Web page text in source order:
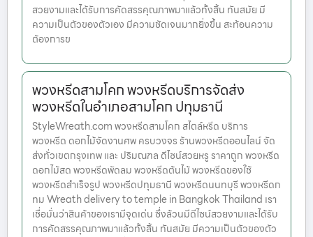
สวยงามและได้รับการคัดสรรคุณภาพมาแล้วทั้งสิ้น ทันสมัย มี
ความเป็นตัวของตัวเอง มีความชัดเจนมากยิ่งขึ้น สะท้อนความ
ต้องการข
พวงหรีดสามโคก พวงหรีดบริการจัดส่ง
พวงหรีดในอำเภอสามโคก ปทุมธานี
StyleWreath.com พวงหรีดสามโคก สไตล์หรีด บริการ
พวงหรีด ดอกไม้จัดงานศพ ครบวงจร ร้านพวงหรีดออนไลน์ จัด
ส่งทั่วเขตกรุงเทพ และ ปริมณฑล ดีไซน์สวยหรู ราคาถูก พวงหรีด
ดอกไม้สด พวงหรีดพัดลม พวงหรีดต้นไม้ พวงหรีดของใช้
พวงหรีดสำเร็จรูป พวงหรีดปทุมธานี พวงหรีดนนทบุรี พวงหรีดก
ทม Wreath delivery to temple in Bangkok Thailand เรา
เชื่อมั่นว่าสินค้าของเรามีจุดเด่น ซึ่งล้วนมีดีไซน์สวยงามและได้รับ
การคัดสรรคุณภาพมาแล้วทั้งสิ้น ทันสมัย มีความเป็นตัวของตัว